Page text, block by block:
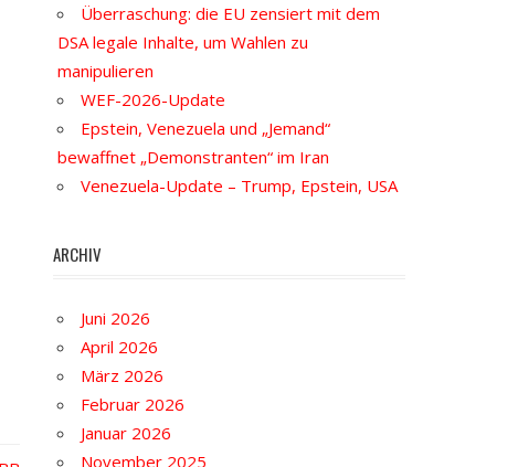
Überraschung: die EU zensiert mit dem
DSA legale Inhalte, um Wahlen zu
manipulieren
WEF-2026-Update
Epstein, Venezuela und „Jemand“
bewaffnet „Demonstranten“ im Iran
Venezuela-Update – Trump, Epstein, USA
ARCHIV
Juni 2026
April 2026
März 2026
Februar 2026
Januar 2026
November 2025